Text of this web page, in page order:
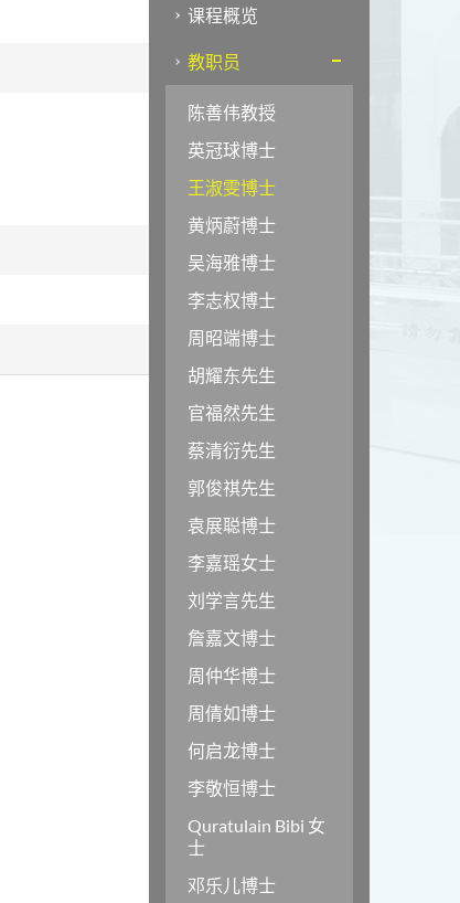
课程概览
教职员
陈善伟教授
英冠球博士
王淑雯博士
黄炳蔚博士
吴海雅博士
李志权博士
周昭端博士
胡耀东先生
官福然先生
蔡清衍先生
郭俊祺先生
袁展聪博士
李嘉瑶女士
刘学言先生
詹嘉文博士
周仲华博士
周倩如博士
何启龙博士
李敬恒博士
Quratulain Bibi 女
士
邓乐儿博士